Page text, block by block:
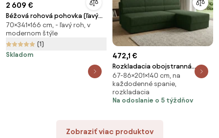
2 609 €
Béžová rohová pohovka (ľavý
roh) Chicago – Cosmopolitan
Design
70×341×166 cm, - ľavý roh, v
modernom štýle
(1)
Skladom
472,1 €
Rozkladacia obojstranná
sedacia súprava do L TAVERO
SLIM 201x140 cm, tmavozelená
67-86×201×140 cm, na
každodenné spanie,
rozkladacia
Na odoslanie o 5 týždňov
Zobraziť viac produktov